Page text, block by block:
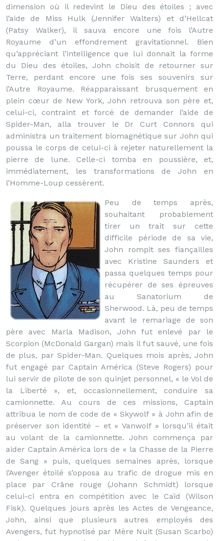
dimension où il redevint le Dieu des étoiles ; avec
l’aide de Miss Hulk (Jennifer Walters) et d’Hellcat
(Patsy Walker), il sauva encore une fois l’Autre
Royaume d’un effondrement gravitationnel. Bien
qu’appréciant l’intelligence que lui donnait la forme
du Dieu des étoiles, John choisit de retourner sur
Terre, perdant encore une fois ses souvenirs sur
l’Autre Royaume. Réapparaissant brusquement en
plein cœur de New York, John retrouva son père et,
celui-ci, contraint et forcé de demander l’aide de
Spider-Man, alla trouver le Dr Curt Connors qui
administra un traitement biomagnétique sur John qui
poussa le corps de celui-ci à rejeter naturellement la
pierre de lune. Celle-ci tomba en poussière, et,
immédiatement, les transformations de John en
l’Homme-Loup cessèrent.
Peu de temps après,
souhaitant probablement
tirer un trait sur cette
difficile période de sa vie,
John rompit ses fiançailles
avec Kristine Saunders et
passa quelques temps pour
récupérer de ses épreuves
au Sanatorium de
Sherwood. Là, peu de temps
avant le remariage de son
père avec Marla Madison, John fut enlevé par le
Scorpion (McDonald Gargan) mais il fut sauvé, une fois
de plus, par Spider-Man. Quelques mois après, John
fut engagé par Captain América (Steve Rogers) pour
lui servir de pilote de son quinjet personnel, « le Vol de
la Liberté », et, occasionnellement, conduire sa
camionnette. Au cours de ces missions, Captain
attribua le nom de code de « Skywolf » à John afin de
préserver son identité – et « Vanwolf » lorsqu’il était
au volant de la camionnette. John commença par
aider Captain América lors de « la Chasse de la Pierre
de Sang » puis, quelques semaines après, lorsque
l’Avenger étoilé s’opposa au trafic de drogue mis en
place par Crâne rouge (Johann Schmidt) lorsque
celui-ci entra en compétition avec le Caïd (Wilson
Fisk). Quelques jours après les Actes de Vengeance,
John, ainsi que plusieurs autres employés des
Avengers, fut hypnotisé par Mère Nuit (Susan Scarbo)